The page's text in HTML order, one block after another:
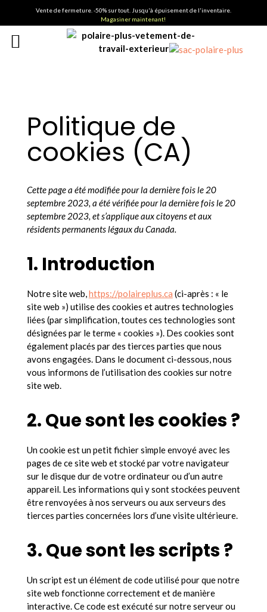
Vente de fermeture. -50% sur tout. Jusqu'à épuisement de l'inventaire.
Magasiner maintenant!
Politique de
cookies (CA)
Cette page a été modifiée pour la dernière fois le 20
septembre 2023, a été vérifiée pour la dernière fois le 20
septembre 2023, et s’applique aux citoyens et aux
résidents permanents légaux du Canada.
1. Introduction
Notre site web,https://polaireplus.ca (ci-après : « le
site web ») utilise des cookies et autres technologies
liées (par simplification, toutes ces technologies sont
désignées par le terme « cookies »). Des cookies sont
également placés par des tierces parties que nous
avons engagées. Dans le document ci-dessous, nous
vous informons de l’utilisation des cookies sur notre
site web.
2. Que sont les cookies ?
Un cookie est un petit fichier simple envoyé avec les
pages de ce site web et stocké par votre navigateur
sur le disque dur de votre ordinateur ou d’un autre
appareil. Les informations qui y sont stockées peuvent
être renvoyées à nos serveurs ou aux serveurs des
tierces parties concernées lors d’une visite ultérieure.
3. Que sont les scripts ?
Un script est un élément de code utilisé pour que notre
site web fonctionne correctement et de manière
interactive. Ce code est exécuté sur notre serveur ou